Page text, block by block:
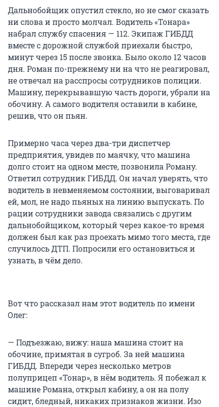
Дальнобойщик опустил стекло, но не смог сказать
ни слова и просто молчал. Водитель «Тонара»
набрал службу спасения — 112. Экипаж ГИБДД
вместе с дорожной службой приехали быстро,
минут через 15 после звонка. Было около 12 часов
дня. Роман по-прежнему ни на что не реагировал,
не отвечал на расспросы сотрудников полиции.
Машину, перекрывавшую часть дороги, убрали на
обочину. А самого водителя оставили в кабине,
решив, что он пьян.
Примерно часа через два-три диспетчер
предприятия, увидев по маячку, что машина
долго стоит на одном месте, позвонила Роману.
Ответил сотрудник ГИБДД. Он начал уверять, что
водитель в невменяемом состоянии, выговаривал
ей, мол, не надо пьяных на линию выпускать. По
рации сотрудники завода связались с другим
дальнобойщиком, который через какое-то время
должен был как раз проехать мимо того места, где
случилось ДТП. Попросили его остановиться и
узнать, в чём дело.
Вот что рассказал нам этот водитель по имени
Олег:
— Подъезжаю, вижу: наша машина стоит на
обочине, примятая в сугроб. За ней машина
ГИБДД. Впереди через несколько метров
полуприцеп «Тонар», в нём водитель. Я побежал к
машине Романа, открыл кабину, а он на полу
сидит, бледный, никаких признаков жизни. Изо